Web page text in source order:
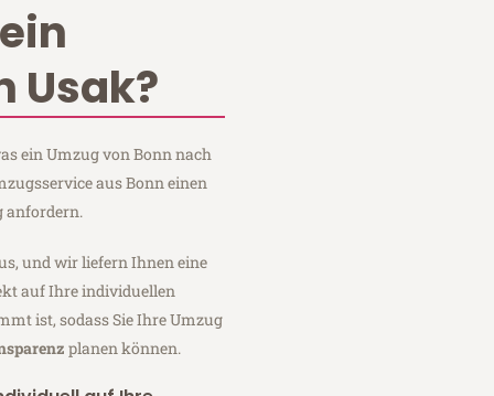
Usak?
ein Umzug von Bonn nach
aus Bonn einen
anfordern.
und wir liefern Ihnen eine
auf Ihre individuellen
ist, sodass Sie Ihre Umzug
planen können.